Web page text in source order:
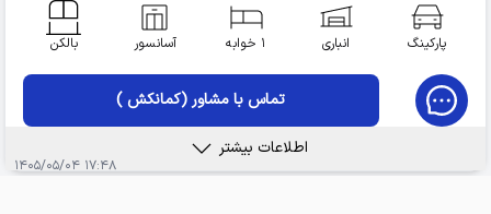
پارکینگ انباری ۱ خوابه آسانسور بالکن
تماس با مشاور (کمانکش )
اطلاعات بیشتر
۱۷:۴۸ ۱۴۰۵/۰۵/۰۴